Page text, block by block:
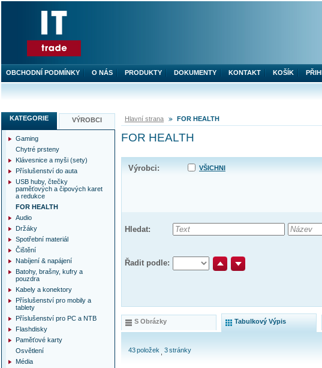
Hlavní strana FOR HEALTH
FOR HEALTH
Výrobci: VŠICHNI
Hledat:
Řadit podle:
S Obrázky Tabulkový Výpis
43položek 3stránky
KATEGORIE VÝROBCI
Gaming
Chytré prsteny
Klávesnice a myši (sety)
Příslušenství do auta
USB huby, čtečky
paměťových a čipových karet
a redukce
FOR HEALTH
Audio
Držáky
Spotřební materiál
Čištění
Nabíjení & napájení
Batohy, brašny, kufry a
pouzdra
Kabely a konektory
Příslušenství pro mobily a
tablety
Příslušenství pro PC a NTB
Flashdisky
Paměťové karty
Osvětlení
Média
OBCHODNÍ PODMÍNKY O NÁS PRODUKTY DOKUMENTY KONTAKT KOŠÍK